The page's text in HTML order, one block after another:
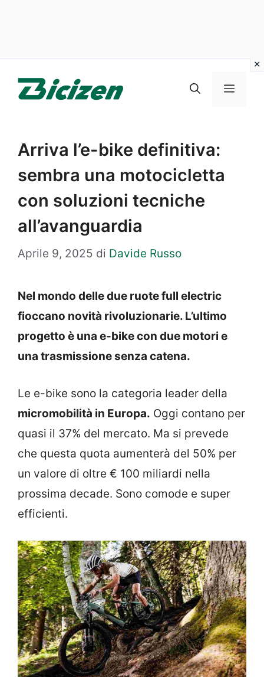
Menu
Arriva l’e-bike definitiva:
sembra una motocicletta
con soluzioni tecniche
all’avanguardia
Aprile 9, 2025 di Davide Russo
Nel mondo delle due ruote full electric
fioccano novità rivoluzionarie. L’ultimo
progetto è una e-bike con due motori e
una trasmissione senza catena.
Le e-bike sono la categoria leader della
micromobilità in Europa. Oggi contano per
quasi il 37% del mercato. Ma si prevede
che questa quota aumenterà del 50% per
un valore di oltre € 100 miliardi nella
prossima decade. Sono comode e super
efficienti.